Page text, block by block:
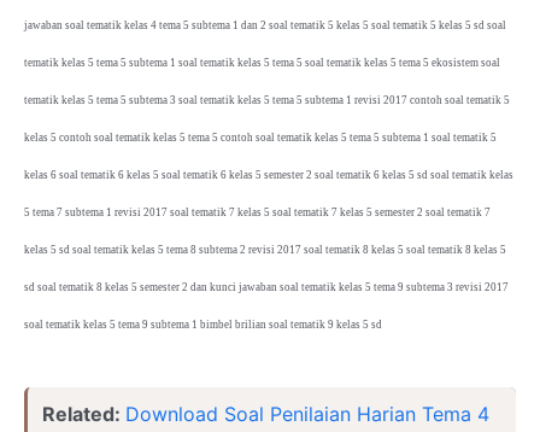
jawaban soal tematik kelas 4 tema 5 subtema 1 dan 2 soal tematik 5 kelas 5 soal tematik 5 kelas 5 sd soal
tematik kelas 5 tema 5 subtema 1 soal tematik kelas 5 tema 5 soal tematik kelas 5 tema 5 ekosistem soal
tematik kelas 5 tema 5 subtema 3 soal tematik kelas 5 tema 5 subtema 1 revisi 2017 contoh soal tematik 5
kelas 5 contoh soal tematik kelas 5 tema 5 contoh soal tematik kelas 5 tema 5 subtema 1 soal tematik 5
kelas 6 soal tematik 6 kelas 5 soal tematik 6 kelas 5 semester 2 soal tematik 6 kelas 5 sd soal tematik kelas
5 tema 7 subtema 1 revisi 2017 soal tematik 7 kelas 5 soal tematik 7 kelas 5 semester 2 soal tematik 7
kelas 5 sd soal tematik kelas 5 tema 8 subtema 2 revisi 2017 soal tematik 8 kelas 5 soal tematik 8 kelas 5
sd soal tematik 8 kelas 5 semester 2 dan kunci jawaban soal tematik kelas 5 tema 9 subtema 3 revisi 2017
soal tematik kelas 5 tema 9 subtema 1 bimbel brilian soal tematik 9 kelas 5 sd
Related: Download Soal Penilaian Harian Tema 4